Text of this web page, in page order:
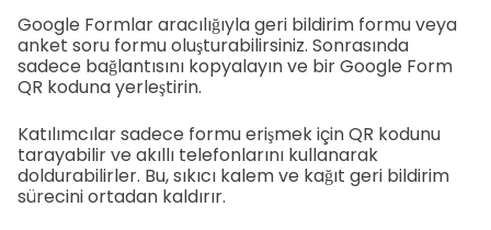
Google Formlar aracılığıyla geri bildirim formu veya
anket soru formu oluşturabilirsiniz. Sonrasında
sadece bağlantısını kopyalayın ve bir Google Form
QR koduna yerleştirin.
Katılımcılar sadece formu erişmek için QR kodunu
tarayabilir ve akıllı telefonlarını kullanarak
doldurabilirler. Bu, sıkıcı kalem ve kağıt geri bildirim
sürecini ortadan kaldırır.